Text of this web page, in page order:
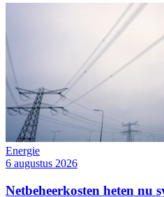
Energie
6 augustus 2026
Netbeheerkosten heten nu